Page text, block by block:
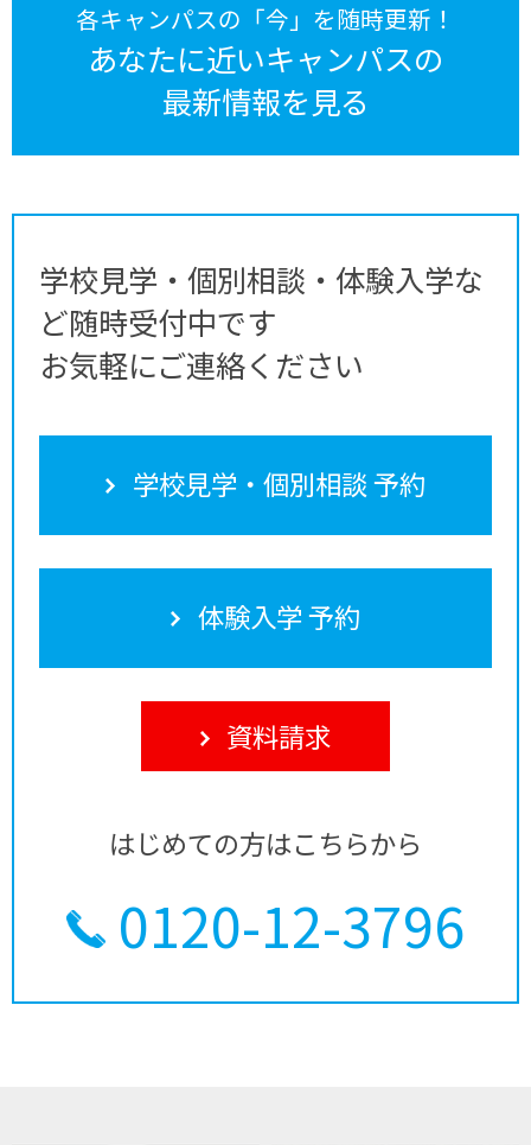
各キャンパスの「今」を随時更新！
あなたに近いキャンパスの
最新情報を見る
学校見学・個別相談・体験入学な
ど随時受付中です
お気軽にご連絡ください
学校見学・個別相談 予約
体験入学 予約
資料請求
はじめての方はこちらから
0120-12-3796